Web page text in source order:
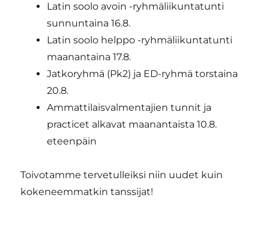
Latin soolo avoin -ryhmäliikuntatunti
sunnuntaina 16.8.
Latin soolo helppo -ryhmäliikuntatunti
maanantaina 17.8.
Jatkoryhmä (Pk2) ja ED-ryhmä torstaina
20.8.
Ammattilaisvalmentajien tunnit ja
practicet alkavat maanantaista 10.8.
eteenpäin
Toivotamme tervetulleiksi niin uudet kuin
kokeneemmatkin tanssijat!